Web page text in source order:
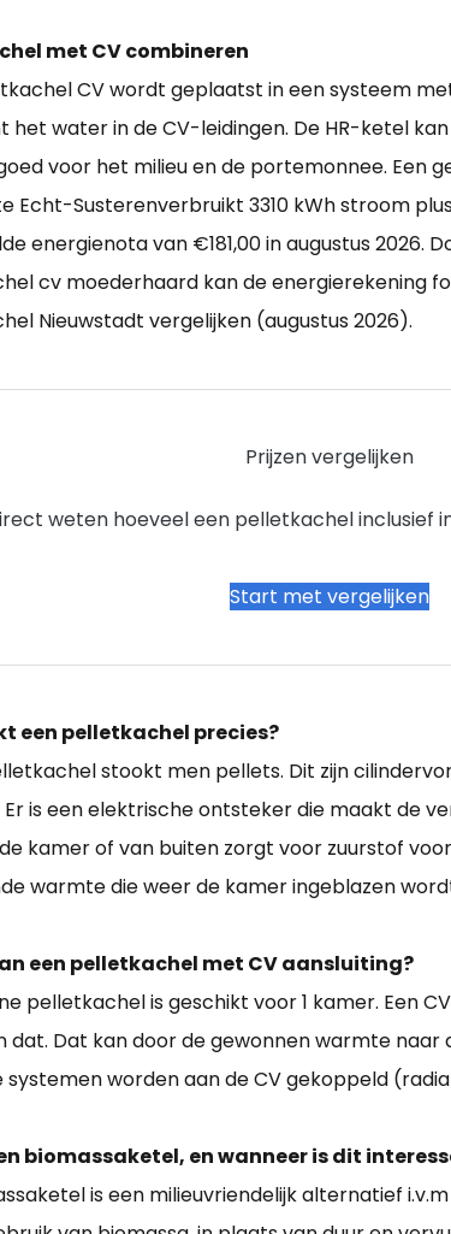
met CV combineren
CV wordt geplaatst in een systeem
het water in de CV-leidingen. De HR-ketel
voor het milieu en de portemonnee. Een
Echt-Susterenverbruikt 3310 kWh stroom
energienota van €181,00 in augustus 2026.
cv moederhaard kan de energierekening
Nieuwstadt vergelijken (augustus 2026).
Prijzen vergelijken
weten hoeveel een pelletkachel inclusief
Start met vergelijken
een pelletkachel precies?
stookt men pellets. Dit zijn
is een elektrische ontsteker die maakt de
kamer of van buiten zorgt voor zuurstof
warmte die weer de kamer ingeblazen
een pelletkachel met CV aansluiting?
pelletkachel is geschikt voor 1 kamer. Een
dat. Dat kan door de gewonnen warmte naar
systemen worden aan de CV gekoppeld
biomassaketel, en wanneer is dit
is een milieuvriendelijk alternatief